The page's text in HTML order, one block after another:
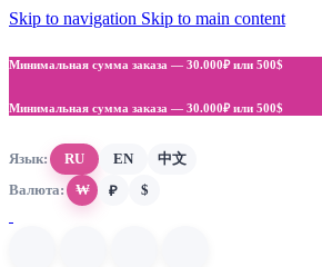
Skip to navigation Skip to main content
Минимальная сумма заказа — 30.000₽ или 500$
Минимальная сумма заказа — 30.000₽ или 500$
Язык: RU EN
中文
Валюта:
₩ ₽ $